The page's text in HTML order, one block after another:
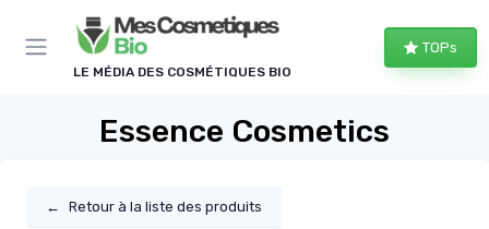
LE MÉDIA DES COSMÉTIQUES BIO
TOPs
Essence Cosmetics
← Retour à la liste des produits
Panneau de gestion des cookies